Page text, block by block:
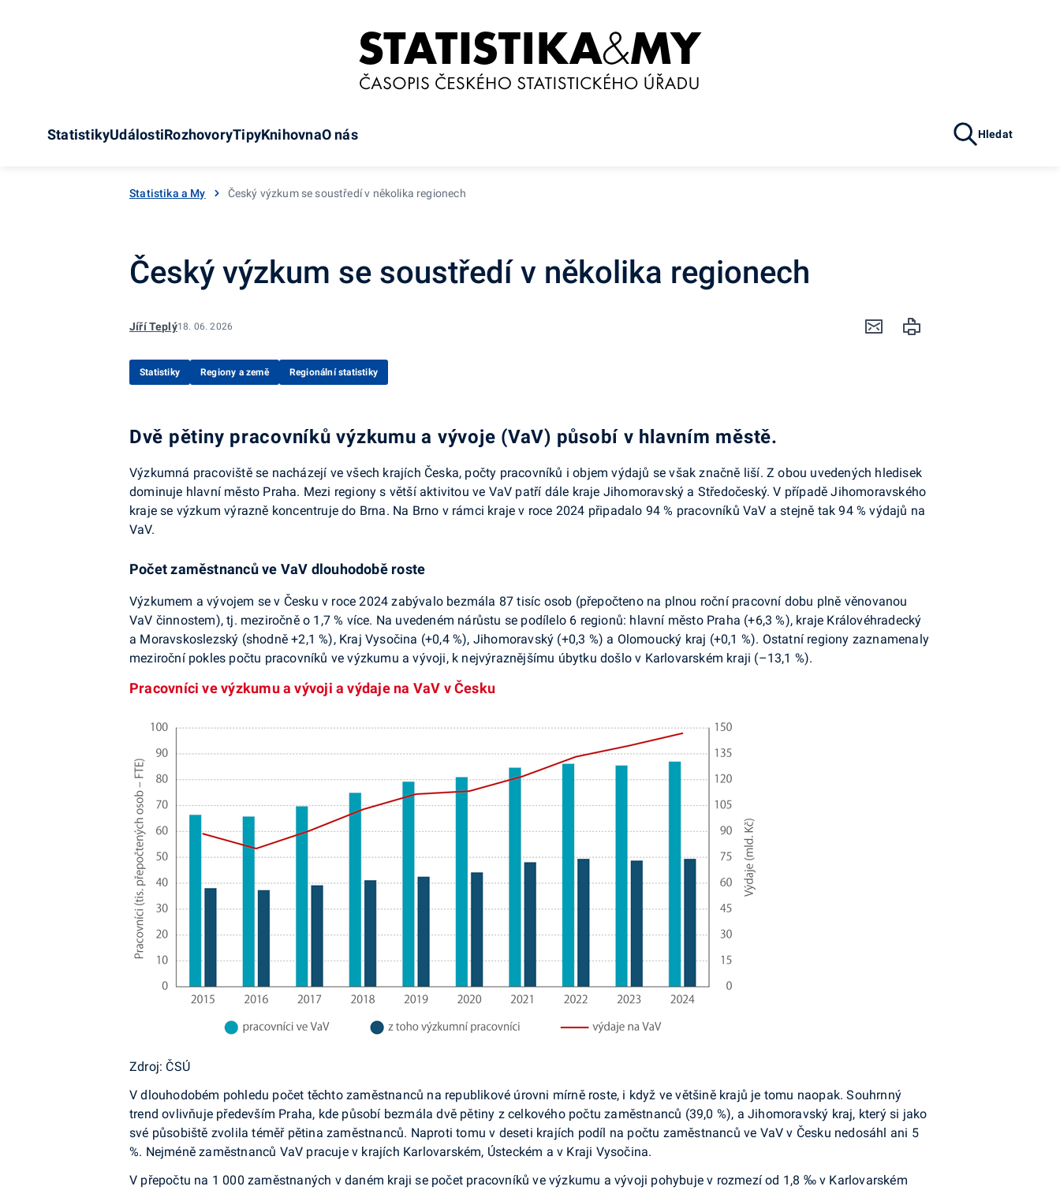
StatistikyUdálostiRozhovoryTipyKnihovnaO nás Hledat
Statistika a My Český výzkum se soustředí v několika regionech
Český výzkum se soustředí v několika regionech
Jíří Teplý18. 06. 2026
Statistiky Regiony a země Regionální statistiky
Dvě pětiny pracovníků výzkumu a vývoje (VaV) působí v hlavním městě.
Výzkumná pracoviště se nacházejí ve všech krajích Česka, počty pracovníků i objem výdajů se však značně liší. Z obou uvedených hledisek
dominuje hlavní město Praha. Mezi regiony s větší aktivitou ve VaV patří dále kraje Jihomoravský a Středočeský. V případě Jihomoravského
kraje se výzkum výrazně koncentruje do Brna. Na Brno v rámci kraje v roce 2024 připadalo 94 % pracovníků VaV a stejně tak 94 % výdajů na
VaV.
Počet zaměstnanců ve VaV dlouhodobě roste
Výzkumem a vývojem se v Česku v roce 2024 zabývalo bezmála 87 tisíc osob (přepočteno na plnou roční pracovní dobu plně věnovanou
VaV činnostem), tj. meziročně o 1,7 % více. Na uvedeném nárůstu se podílelo 6 regionů: hlavní město Praha (+6,3 %), kraje Královéhradecký
a Moravskoslezský (shodně +2,1 %), Kraj Vysočina (+0,4 %), Jihomoravský (+0,3 %) a Olomoucký kraj (+0,1 %). Ostatní regiony zaznamenaly
meziroční pokles počtu pracovníků ve výzkumu a vývoji, k nejvýraznějšímu úbytku došlo v Karlovarském kraji (–13,1 %).
Pracovníci ve výzkumu a vývoji a výdaje na VaV v Česku
Zdroj: ČSÚ
V dlouhodobém pohledu počet těchto zaměstnanců na republikové úrovni mírně roste, i když ve většině krajů je tomu naopak. Souhrnný
trend ovlivňuje především Praha, kde působí bezmála dvě pětiny z celkového počtu zaměstnanců (39,0 %), a Jihomoravský kraj, který si jako
své působiště zvolila téměř pětina zaměstnanců. Naproti tomu v deseti krajích podíl na počtu zaměstnanců ve VaV v Česku nedosáhl ani 5
%. Nejméně zaměstnanců VaV pracuje v krajích Karlovarském, Ústeckém a v Kraji Vysočina.
V přepočtu na 1 000 zaměstnaných v daném kraji se počet pracovníků ve výzkumu a vývoji pohybuje v rozmezí od 1,8 ‰ v Karlovarském